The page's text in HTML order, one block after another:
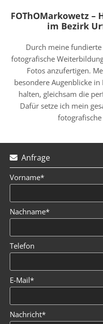
FOThOMarkowetz –
im Bezirk
Durch meine
fotografische
Fotos anzufertigen.
besondere Augenblicke
halten, gleichsam die
Dafür setze ich mein
 Anfrage
Vorname*
Nachname*
Telefon
E-Mail*
Nachricht*